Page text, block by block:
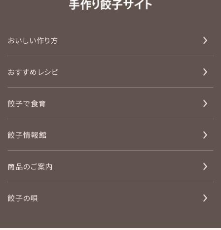
おいしい作り方
おすすめレシピ
餃子で食育
餃子情報館
商品のご案内
餃子の唄